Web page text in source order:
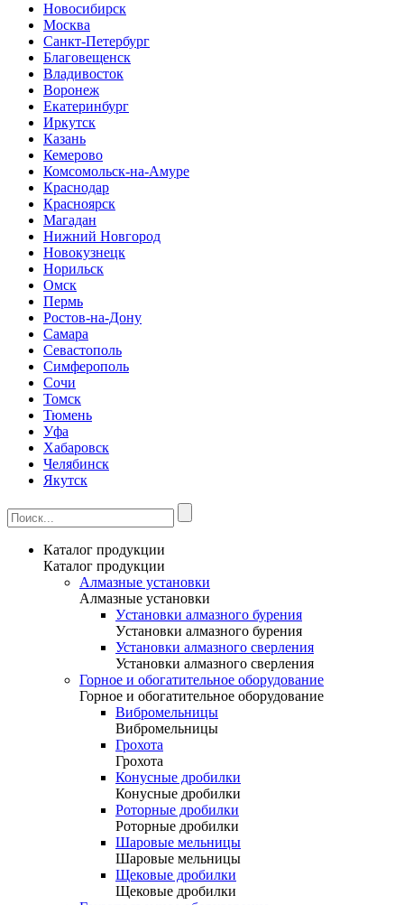
Новосибирск
Москва
Санкт-Петербург
Благовещенск
Владивосток
Воронеж
Екатеринбург
Иркутск
Казань
Кемерово
Комсомольск-на-Амуре
Краснодар
Красноярск
Магадан
Нижний Новгород
Новокузнецк
Норильск
Омск
Пермь
Ростов-на-Дону
Самара
Севастополь
Симферополь
Сочи
Томск
Тюмень
Уфа
Хабаровск
Челябинск
Якутск
Каталог продукции
Каталог продукции
Алмазные установки
Алмазные установки
Уcтановки алмазного бурения
Уcтановки алмазного бурения
Установки алмазного сверления
Установки алмазного сверления
Горное и обогатительное оборудование
Горное и обогатительное оборудование
Вибромельницы
Вибромельницы
Грохота
Грохота
Конусные дробилки
Конусные дробилки
Роторные дробилки
Роторные дробилки
Шаровые мельницы
Шаровые мельницы
Щековые дробилки
Щековые дробилки